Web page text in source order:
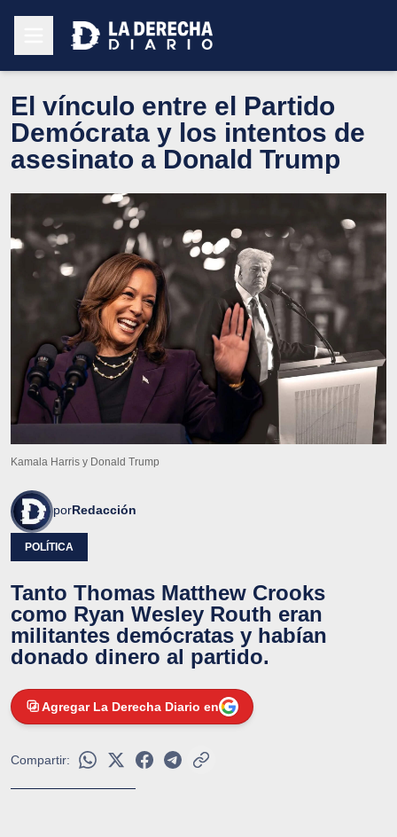
El vínculo entre el Partido
Demócrata y los intentos de
asesinato a Donald Trump
Kamala Harris y Donald Trump
porRedacción
POLÍTICA
Tanto Thomas Matthew Crooks
como Ryan Wesley Routh eran
militantes demócratas y habían
donado dinero al partido.
Agregar La Derecha Diario en
Compartir: